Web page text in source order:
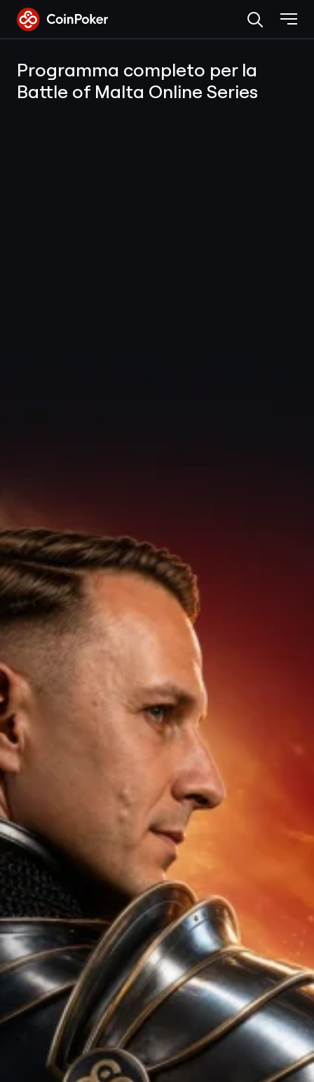
Skip
the
contentProgramma completo per la
Battle of Malta Online Series